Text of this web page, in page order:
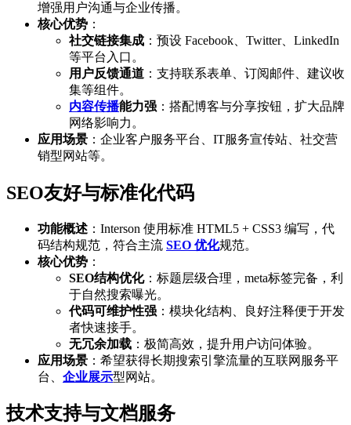
增强用户沟通与企业传播。
核心优势 ：
社交链接集成 ：预设 Facebook、Twitter、LinkedIn
等平台入口。
用户反馈通道 ：支持联系表单、订阅邮件、建议收
集等组件。
内容传播能力强 ：搭配博客与分享按钮，扩大品牌
网络影响力。
应用场景 ：企业客户服务平台、IT服务宣传站、社交营
销型网站等。
SEO友好与标准化代码
功能概述 ：Interson 使用标准 HTML5 + CSS3 编写，代
码结构规范，符合主流 SEO 优化规范。
核心优势 ：
SEO结构优化：标题层级合理，meta标签完备，利
于自然搜索曝光。
代码可维护性强 ：模块化结构、良好注释便于开发
者快速接手。
无冗余加载 ：极简高效，提升用户访问体验。
应用场景 ：希望获得长期搜索引擎流量的互联网服务平
台、 企业展示型网站。
技术支持与文档服务